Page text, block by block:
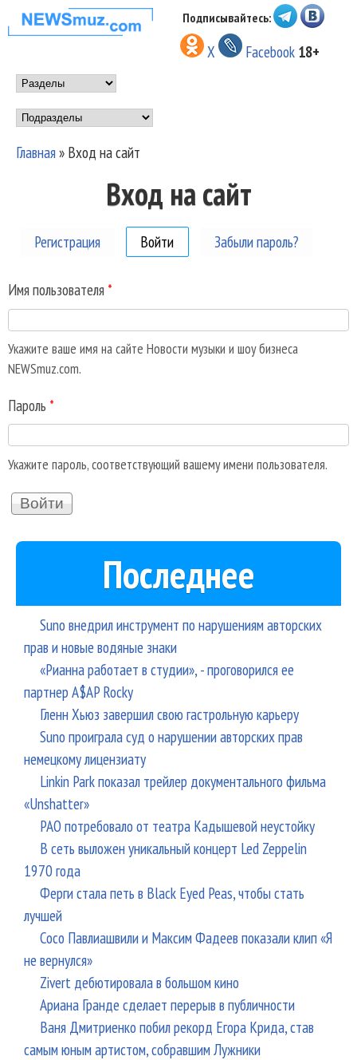
Перейти к основному
содержанию
НОВОСТИ
МУЗЫКИ И
ШОУ БИЗНЕСА
NEWSMUZ.COM
Подписывайтесь:
X Facebook 18+
Main menu
Подразделы
Вы здесь
Главная» Вход на сайт
Вход на сайт
Регистрация Войти (активная вкладка)
Забыли пароль?
Имя пользователя *
Укажите ваше имя на сайте Новости музыки и шоу бизнеса
NEWSmuz.com.
Пароль *
Укажите пароль, соответствующий вашему имени пользователя.
Последнее
Suno внедрил инструмент по нарушениям авторских
прав и новые водяные знаки
«Рианна работает в студии», - проговорился ее
партнер A$AP Rocky
Гленн Хьюз завершил свою гастрольную карьеру
Suno проиграла суд о нарушении авторских прав
немецкому лицензиату
Linkin Park показал трейлер документального фильма
«Unshatter»
РАО потребовало от театра Кадышевой неустойку
В сеть выложен уникальный концерт Led Zeppelin
1970 года
Ферги стала петь в Black Eyed Peas, чтобы стать
лучшей
Сосо Павлиашвили и Максим Фадеев показали клип «Я
не вернулся»
Zivert дебютировала в большом кино
Ариана Гранде сделает перерыв в публичности
Ваня Дмитриенко побил рекорд Егора Крида, став
самым юным артистом, собравшим Лужники